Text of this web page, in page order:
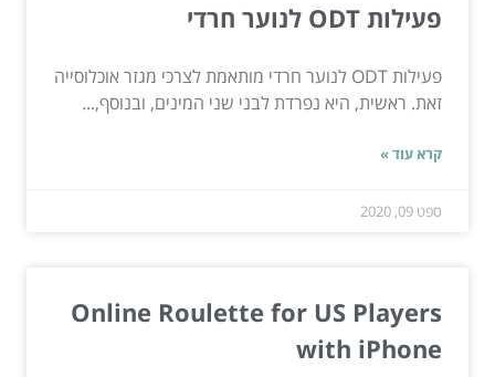
פעילות ODT לנוער חרדי
פעילות ODT לנוער חרדי מותאמת לצרכי מגזר אוכלוסייה
זאת. ראשית, היא נפרדת לבני שני המינים, ובנוסף,...
קרא עוד »
ספט 09, 2020
Online Roulette for US Players
with iPhone